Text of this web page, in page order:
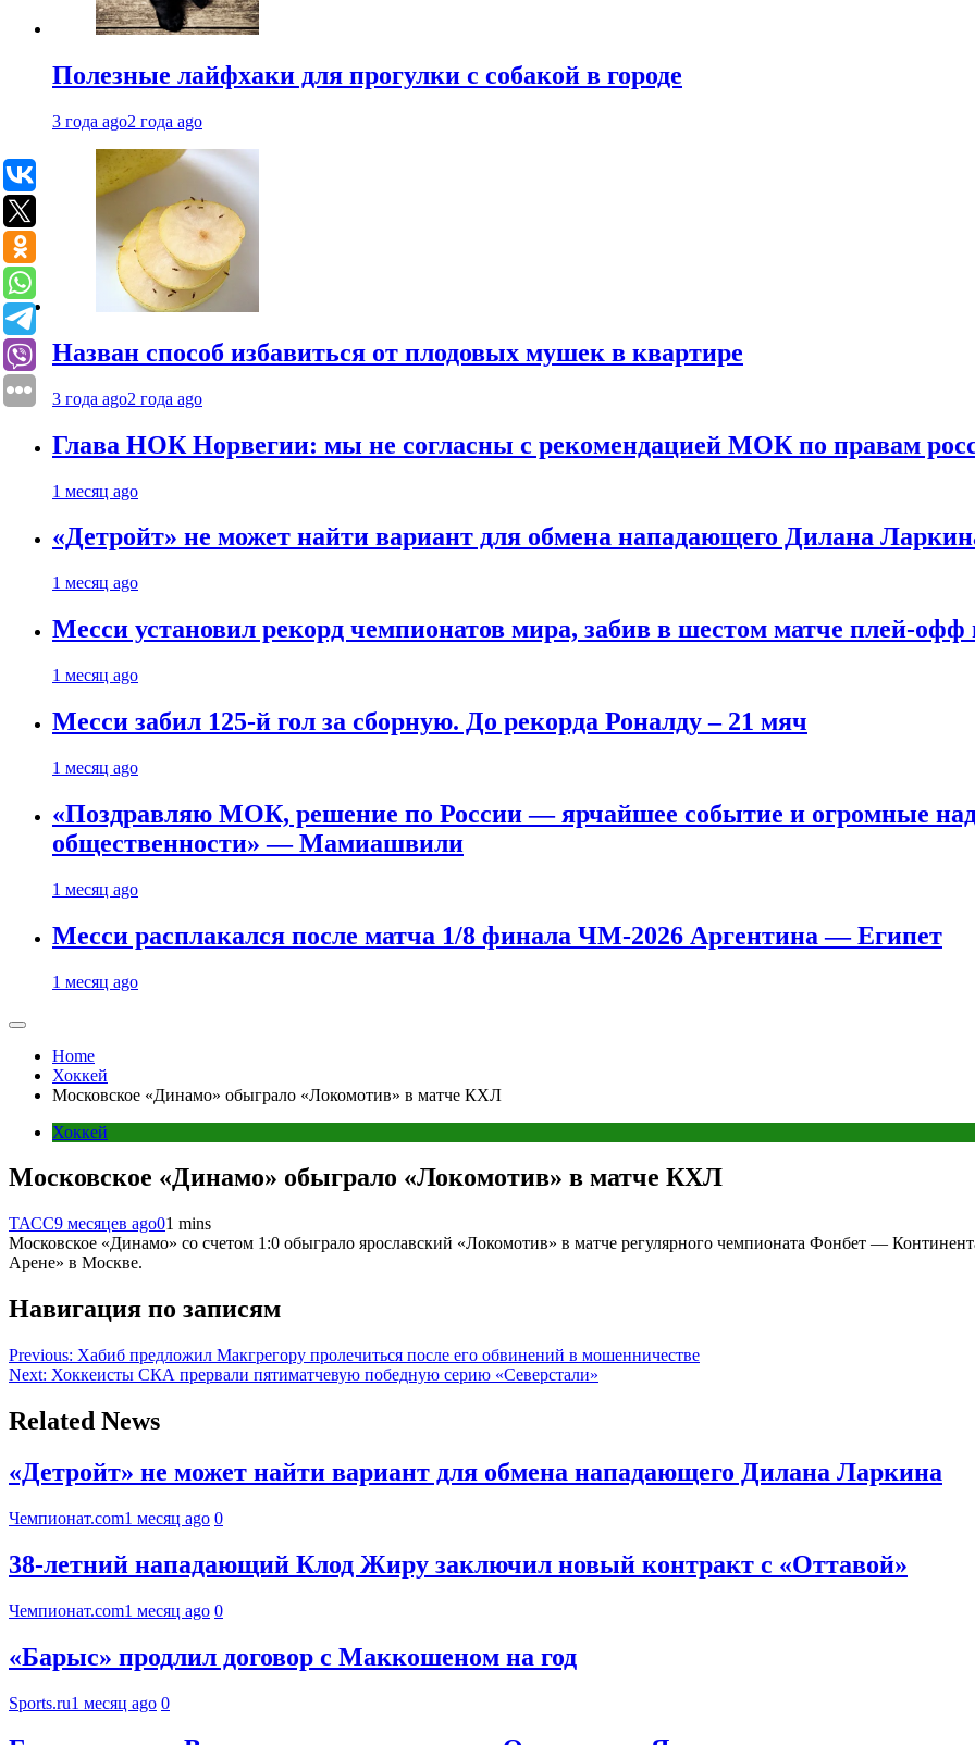
Полезные лайфхаки для прогулки с собакой в городе
3 года ago2 года ago
Назван способ избавиться от плодовых мушек в квартире
3 года ago2 года ago
Глава НОК Норвегии: мы не согласны с рекомендацией МОК по правам
1 месяц ago
«Детройт» не может найти вариант для обмена нападающего Дилана
1 месяц ago
Месси установил рекорд чемпионатов мира, забив в шестом матче плей‑офф
1 месяц ago
Месси забил 125-й гол за сборную. До рекорда Роналду – 21 мяч
1 месяц ago
«Поздравляю МОК, решение по России — ярчайшее событие и огромные
общественности» — Мамиашвили
1 месяц ago
Месси расплакался после матча 1/8 финала ЧМ-2026 Аргентина — Египет
1 месяц ago
Home
Хоккей
Московское «Динамо» обыграло «Локомотив» в матче КХЛ
Хоккей
Московское «Динамо» обыграло «Локомотив» в матче КХЛ
ТАСС9 месяцев ago01 mins
Московское «Динамо» со счетом 1:0 обыграло ярославский «Локомотив» в матче регулярного чемпионата Фонбет —
Арене» в Москве.
Навигация по записям
Previous: Хабиб предложил Макгрегору пролечиться после его обвинений в мошенничестве
Next: Хоккеисты СКА прервали пятиматчевую победную серию «Северстали»
Related News
«Детройт» не может найти вариант для обмена нападающего Дилана Ларкина
Чемпионат.com1 месяц ago 0
38-летний нападающий Клод Жиру заключил новый контракт с «Оттавой»
Чемпионат.com1 месяц ago 0
«Барыс» продлил договор с Маккошеном на год
Sports.ru1 месяц ago 0